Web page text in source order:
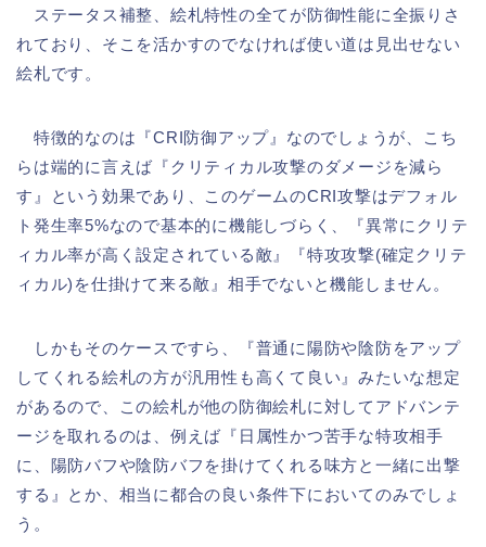
ステータス補整、絵札特性の全てが防御性能に全振りさ
れており、そこを活かすのでなければ使い道は見出せない
絵札です。
特徴的なのは『CRI防御アップ』なのでしょうが、こち
らは端的に言えば『クリティカル攻撃のダメージを減ら
す』という効果であり、このゲームのCRI攻撃はデフォル
ト発生率5%なので基本的に機能しづらく、『異常にクリテ
ィカル率が高く設定されている敵』『特攻攻撃(確定クリテ
ィカル)を仕掛けて来る敵』相手でないと機能しません。
しかもそのケースですら、『普通に陽防や陰防をアップ
してくれる絵札の方が汎用性も高くて良い』みたいな想定
があるので、この絵札が他の防御絵札に対してアドバンテ
ージを取れるのは、例えば『日属性かつ苦手な特攻相手
に、陽防バフや陰防バフを掛けてくれる味方と一緒に出撃
する』とか、相当に都合の良い条件下においてのみでしょ
う。